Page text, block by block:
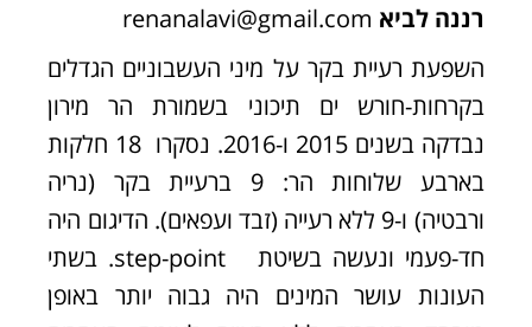
רננה לביא renanalavi@gmail.com
השפעת רעיית בקר על מיני העשבוניים הגדלים
בקרחות-חורש ים תיכוני בשמורת הר מירון
נבדקה בשנים 2015 ו-2016. נסקרו 18 חלקות
בארבע שלוחות הר: 9 ברעיית בקר (נריה
ורבטיה) ו-9 ללא רעייה (זבד ועפאים). הדיגום היה
חד-פעמי ונעשה בשיטת step-point. בשתי
העונות עושר המינים היה גבוה יותר באופן